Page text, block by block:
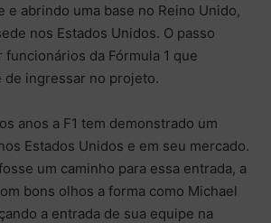
e abrindo uma base no Reino Unido,
nos Estados Unidos. O passo
da Fórmula 1 que
ingressar no projeto.
anos a F1 tem demonstrado um
Estados Unidos e em seu mercado.
um caminho para essa entrada, a
bons olhos a forma como Michael
a entrada de sua equipe na